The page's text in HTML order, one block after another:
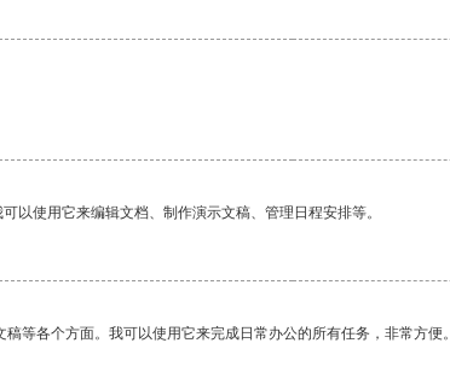
以使用它来编辑文档、制作演示文稿、管理日程安排等。
等各个方面。我可以使用它来完成日常办公的所有任务，非常方便。